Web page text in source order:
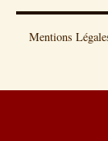
Mentions